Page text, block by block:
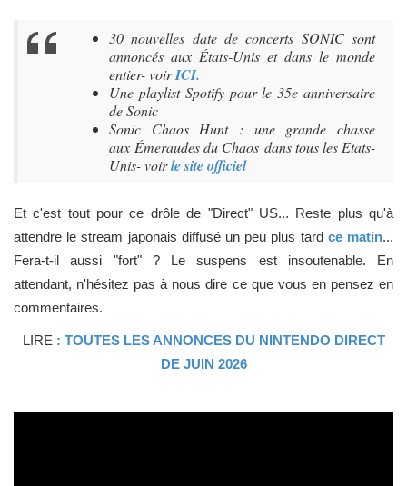
30 nouvelles date de concerts SONIC sont
annoncés aux États-Unis et dans le monde
entier- voirICI.
Une playlist Spotify pour le 35e anniversaire
de Sonic
Sonic Chaos Hunt : une grande chasse
aux Émeraudes du Chaos dans tous les Etats-
Unis- voirle site officiel
Et c'est tout pour ce drôle de "Direct" US... Reste plus qu'à
attendre le stream japonais diffusé un peu plus tard ce matin...
Fera-t-il aussi "fort" ? Le suspens est insoutenable. En
attendant, n'hésitez pas à nous dire ce que vous en pensez en
commentaires.
LIRE : TOUTES LES ANNONCES DU NINTENDO DIRECT
DE JUIN 2026